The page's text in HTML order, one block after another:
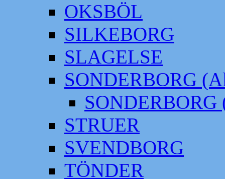
OKSBÖL
SILKEBORG
SLAGELSE
SONDERBORG
SONDERBORG
STRUER
SVENDBORG
TÖNDER